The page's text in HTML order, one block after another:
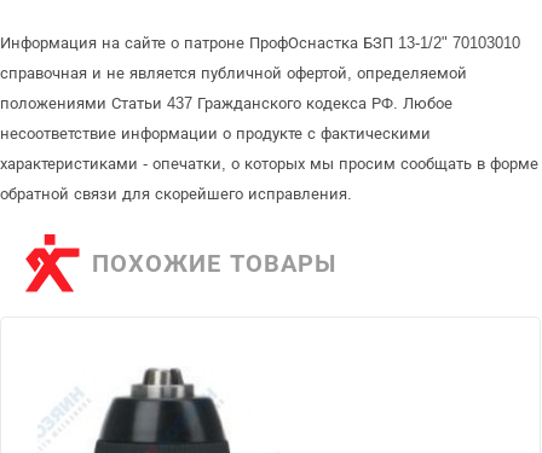
Информация на сайте о патроне ПрофОснастка БЗП 13-1/2" 70103010
справочная и не является публичной офертой, определяемой
положениями Статьи 437 Гражданского кодекса РФ. Любое
несоответствие информации о продукте с фактическими
характеристиками - опечатки, о которых мы просим сообщать в форме
обратной связи для скорейшего исправления.
ПОХОЖИЕ ТОВАРЫ